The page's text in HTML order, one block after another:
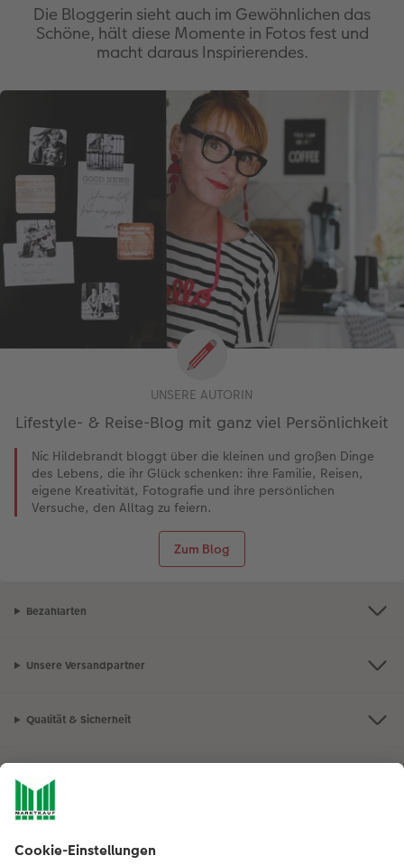
Die Bloggerin sieht auch im Gewöhnlichen das
Schöne, hält diese Momente in Fotos fest und
macht daraus Inspirierendes.
UNSERE AUTORIN
Lifestyle- & Reise-Blog mit ganz viel Persönlichkeit
Nic Hildebrandt bloggt über die kleinen und großen Dinge
des Lebens, die ihr Glück schenken: ihre Familie, Reisen,
eigene Kreativität, Fotografie und ihre persönlichen
Versuche, den Alltag zu feiern.
Zum Blog
Bezahlarten
Unsere Versandpartner
Qualität & Sicherheit